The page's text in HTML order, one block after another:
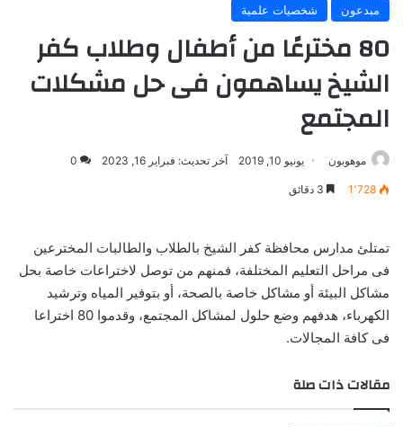
مبدعون شخصيات علمية
80 مخترعًا من أطفال وطلاب كفر
الشيخ يساهمون فى حل مشكلات
المجتمع
موهوبون يونيو 10, 2019 آخر تحديث: فبراير 16, 2023 0
1٬728
تمتلئ مدارس محافظة كفر الشيخ بالطلاب والطالبات المخترعين
فى مراحل التعليم المختلفة، فمنهم من توصل لاختراعات خاصة بحل
مشاكل البيئة أو مشاكل خاصة بالصحة، أو بتوفير المياه وترشيد
الكهرباء، هدفهم وضع حلول لمشاكل المجتمع، وقدموا 80 اختراعا
فى كافة المجالات.
مقالات ذات صلة